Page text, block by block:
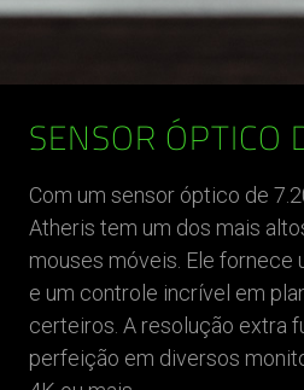
SENSOR ÓPTICO
Com um sensor óptico de
Atheris tem um dos mais
mouses móveis. Ele fornece
e um controle incrível em
certeiros. A resolução extra
perfeição em diversos